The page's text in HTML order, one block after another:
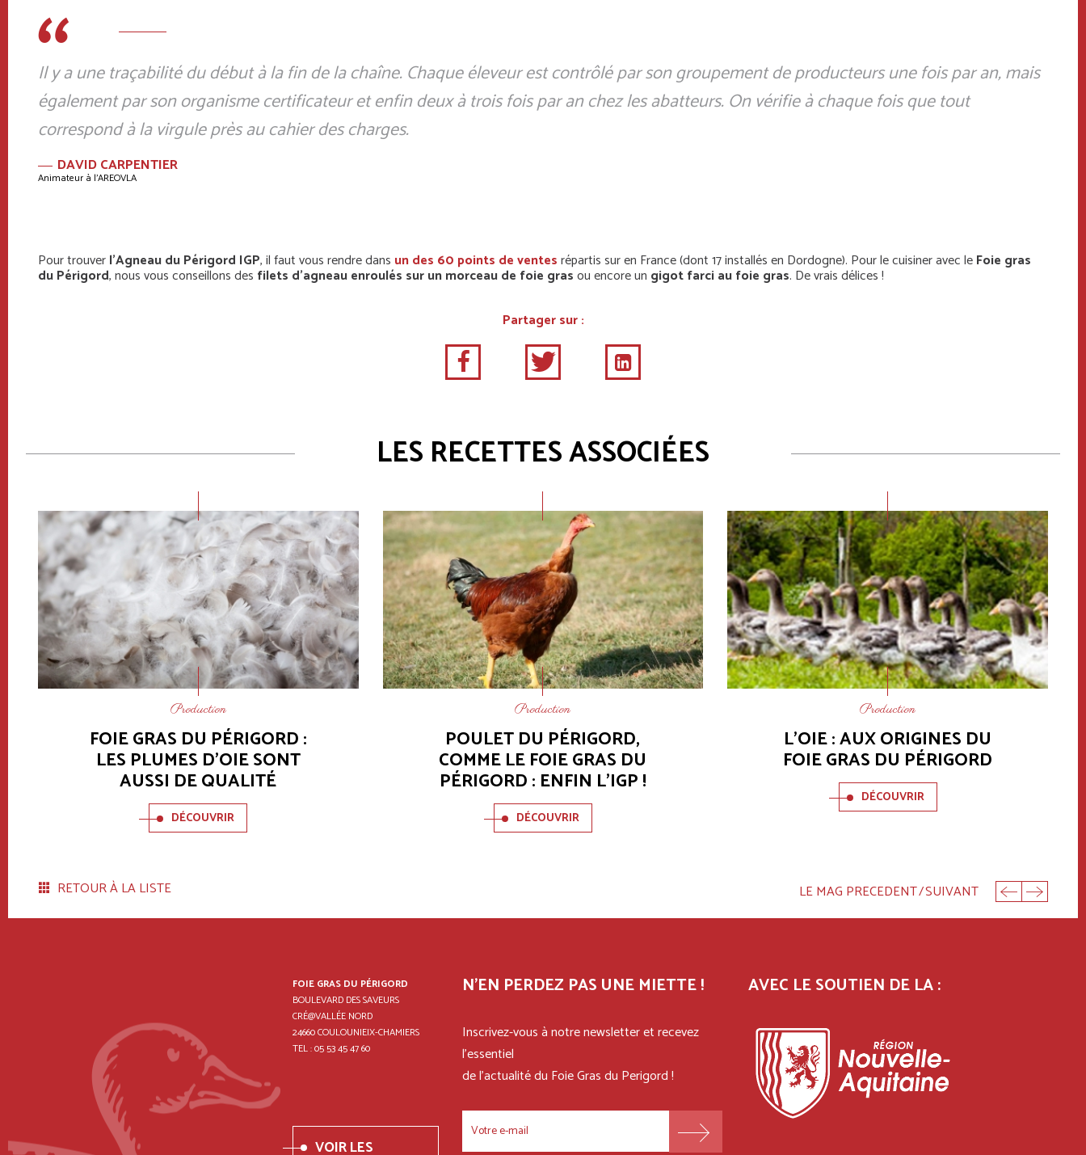
Il y a une traçabilité du début à la fin de la chaîne. Chaque éleveur est contrôlé par son groupement de producteurs une fois par an, mais
également par son organisme certificateur et enfin deux à trois fois par an chez les abatteurs. On vérifie à chaque fois que tout
correspond à la virgule près au cahier des charges.
DAVID CARPENTIER
Animateur à l’AREOVLA
Pour trouverl’Agneau du Périgord IGP, il faut vous rendre dans un des 60 points de ventesrépartis sur en France (dont 17 installés en Dordogne). Pour le cuisiner avec leFoie gras
du Périgord, nous vous conseillons des filets d’agneau enroulés sur un morceau de foie grasou encore un gigot farci au foie gras. De vrais délices !
Partager sur :
LES RECETTES ASSOCIÉES
Production
FOIE GRAS DU PÉRIGORD :
LES PLUMES D'OIE SONT
AUSSI DE QUALITÉ
DÉCOUVRIR
Production
POULET DU PÉRIGORD,
COMME LE FOIE GRAS DU
PÉRIGORD : ENFIN L'IGP !
DÉCOUVRIR
Production
L'OIE : AUX ORIGINES DU
FOIE GRAS DU PÉRIGORD
DÉCOUVRIR
RETOUR À LA LISTE LE MAG PRECEDENT/SUIVANT
FOIE GRAS DU PÉRIGORD
BOULEVARD DES SAVEURS
CRÉ@VALLÉE NORD
24660 COULOUNIEIX-CHAMIERS
TEL : 05 53 45 47 60
VOIR LES
N'EN PERDEZ PAS UNE MIETTE !
Inscrivez-vous à notre newsletter et recevez
l'essentiel
de l'actualité du Foie Gras du Perigord !
AVEC LE SOUTIEN DE LA :